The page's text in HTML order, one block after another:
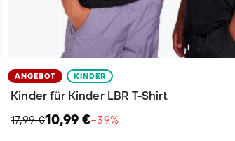
ANGEBOT KINDER
Kinder für Kinder LBR T-Shirt
17,99 €10,99 €−39%